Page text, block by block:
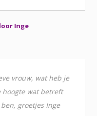
Inge
vrouw, wat heb je
hoogte wat betreft
groetjes Inge